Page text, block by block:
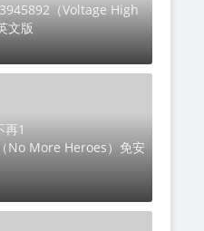
（Voltage High
文版
1
No More Heroes）免安